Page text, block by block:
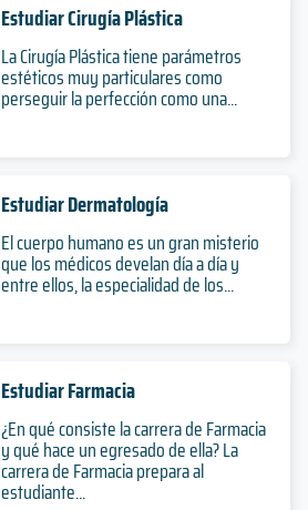
Estudiar Cirugía Plástica
La Cirugía Plástica tiene parámetros
estéticos muy particulares como
perseguir la perfección como una...
Estudiar Dermatología
El cuerpo humano es un gran misterio
que los médicos develan día a día y
entre ellos, la especialidad de los...
Estudiar Farmacia
¿En qué consiste la carrera de Farmacia
y qué hace un egresado de ella? La
carrera de Farmacia prepara al
estudiante...